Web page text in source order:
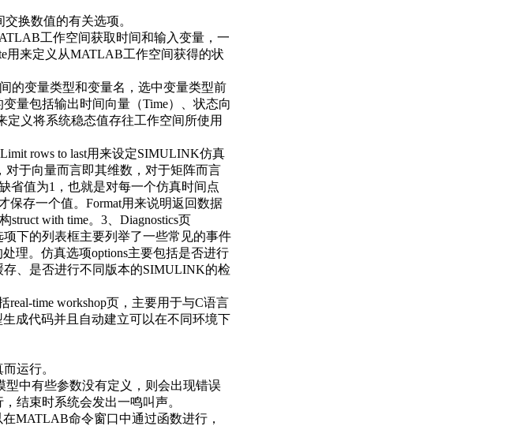
换数值的有关选项。
工作空间获取时间和输入变量，一
用来定义从MATLAB工作空间获得的状
的变量类型和变量名，选中变量类型前
量包括输出时间向量（Time）、状态向
定义将系统稳态值存往工作空间所使用
rows to last用来设定SIMULINK仿真
于向量而言即其维数，对于矩阵而言
省值为1，也就是对每一个仿真时间点
保存一个值。Format用来说明返回数据
with time。3、Diagnostics页
下的列表框主要列举了一些常见的事件
理。仿真选项options主要包括是否进行
、是否进行不同版本的SIMULINK的检
time workshop页，主要用于与C语言
成代码并且自动建立可以在不同环境下
运行。
型中有些参数没有定义，则会出现错误
结束时系统会发出一鸣叫声。
MATLAB命令窗口中通过函数进行，